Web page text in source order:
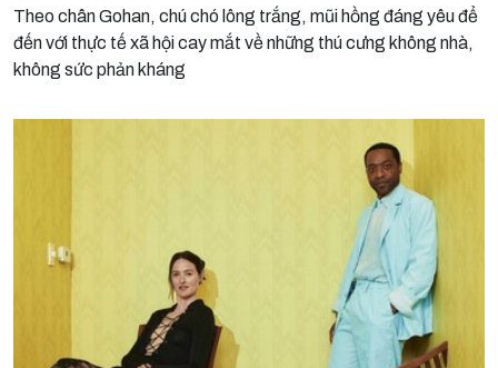
Theo chân Gohan, chú chó lông trắng, mũi hồng đáng yêu để
đến với thực tế xã hội cay mắt về những thú cưng không nhà,
không sức phản kháng